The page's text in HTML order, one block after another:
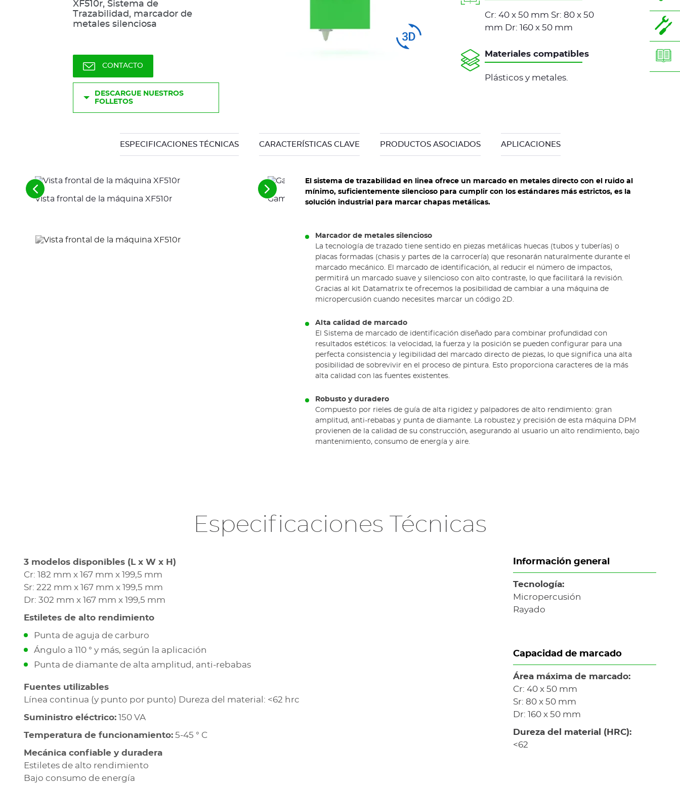
XF510r, Sistema de
Trazabilidad, marcador de
metales silenciosa
CONTACTO
DESCARGUE NUESTROS
FOLLETOS
Cr: 40 x 50 mm Sr: 80 x 50
mm Dr: 160 x 50 mm
Materiales compatibles
Plásticos y metales.
ESPECIFICACIONES TÉCNICAS CARACTERÍSTICAS CLAVE PRODUCTOS ASOCIADOS APLICACIONES
Vista frontal de la máquina XF510r
Gama XF510r: zona de marcado diferente
Ver
los
Ver
los
El sistema de trazabilidad en linea ofrece un marcado en metales directo con el ruido al
mínimo, suficientemente silencioso para cumplir con los estándares más estrictos, es la
solución industrial para marcar chapas metálicas.
Marcador de metales silencioso
La tecnología de trazado tiene sentido en piezas metálicas huecas (tubos y tuberías) o
placas formadas (chasis y partes de la carrocería) que resonarán naturalmente durante el
marcado mecánico. El marcado de identificación, al reducir el número de impactos,
permitirá un marcado suave y silencioso con alto contraste, lo que facilitará la revisión.
Gracias al kit Datamatrix te ofrecemos la posibilidad de cambiar a una máquina de
micropercusión cuando necesites marcar un código 2D.
Alta calidad de marcado
El Sistema de marcado de identificación diseñado para combinar profundidad con
resultados estéticos: la velocidad, la fuerza y la posición se pueden configurar para una
perfecta consistencia y legibilidad del marcado directo de piezas, lo que significa una alta
posibilidad de sobrevivir en el proceso de pintura. Esto proporciona caracteres de la más
alta calidad con las fuentes existentes.
Robusto y duradero
Compuesto por rieles de guía de alta rigidez y palpadores de alto rendimiento: gran
amplitud, anti-rebabas y punta de diamante. La robustez y precisión de esta máquina DPM
provienen de la calidad de su construcción, asegurando al usuario un alto rendimiento, bajo
mantenimiento, consumo de energía y aire.
Especificaciones Técnicas
3 modelos disponibles (L x W x H)
Cr: 182 mm x 167 mm x 199,5 mm
Sr: 222 mm x 167 mm x 199,5 mm
Dr: 302 mm x 167 mm x 199,5 mm
Estiletes de alto rendimiento
Punta de aguja de carburo
Ángulo a 110 ° y más, según la aplicación
Punta de diamante de alta amplitud, anti-rebabas
Fuentes utilizables
Línea continua (y punto por punto) Dureza del material: <62 hrc
Suministro eléctrico: 150 VA
Temperatura de funcionamiento: 5-45 ° C
Mecánica confiable y duradera
Estiletes de alto rendimiento
Bajo consumo de energía
Información general
Tecnología:
Micropercusión
Rayado
Capacidad de marcado
Área máxima de marcado:
Cr: 40 x 50 mm
Sr: 80 x 50 mm
Dr: 160 x 50 mm
Dureza del material (HRC):
<62